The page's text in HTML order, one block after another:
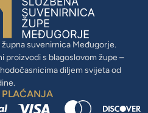
župna suvenirnica Međugorje.
proizvodi s blagoslovom župe –
diljem svijeta od